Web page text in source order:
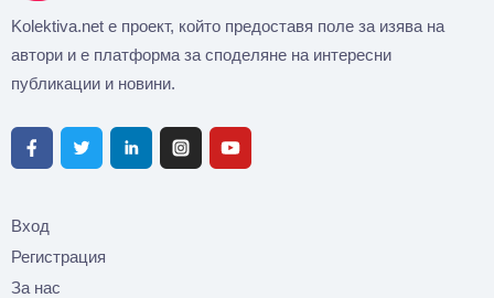
Kolektiva.net е проект, който предоставя поле за изява на
автори и е платформа за споделяне на интересни
публикации и новини.
Вход
Регистрация
За нас